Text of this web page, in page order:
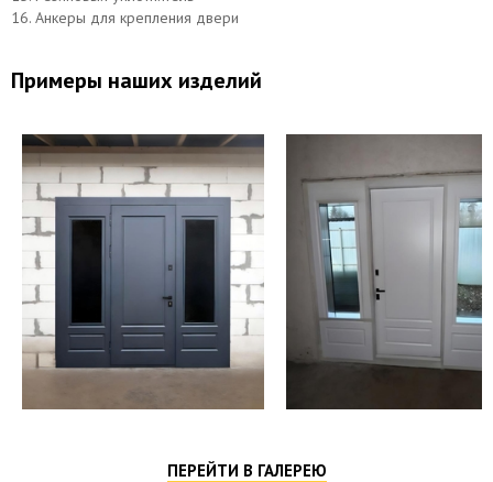
16. Анкеры для крепления двери
Примеры наших изделий
ПЕРЕЙТИ В ГАЛЕРЕЮ